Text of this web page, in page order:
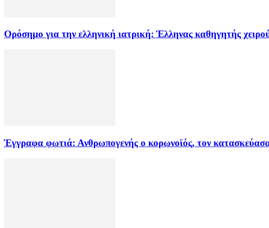
Ορόσημο για την ελληνική ιατρική: Έλληνας καθηγητής
Έγγραφα φωτιά: Ανθρωπογενής ο κορωνοϊός, τον